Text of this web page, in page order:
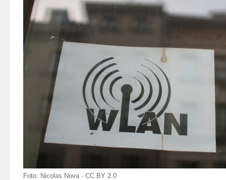
Foto: Nicolas Nova - CC BY 2.0